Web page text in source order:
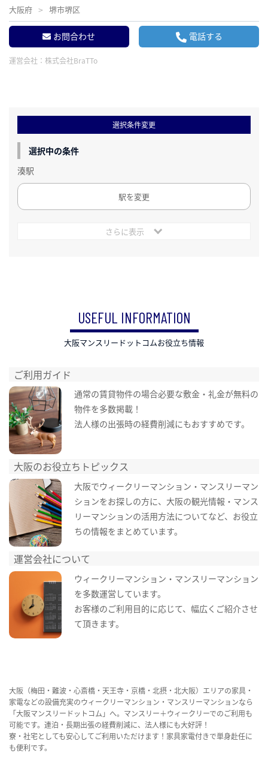
大阪府 堺市堺区
お問合わせ 電話する
運営会社： 株式会社BraTTo
選択条件変更
選択中の条件
湊駅
駅を変更
さらに表示
USEFUL INFORMATION
大阪マンスリードットコムお役立ち情報
ご利用ガイド
通常の賃貸物件の場合必要な敷金・礼金が無料の
物件を多数掲載！
法人様の出張時の経費削減にもおすすめです。
大阪のお役立ちトピックス
大阪でウィークリーマンション・マンスリーマン
ションをお探しの方に、大阪の観光情報・マンス
リーマンションの活用方法についてなど、お役立
ちの情報をまとめています。
運営会社について
ウィークリーマンション・マンスリーマンション
を多数運営しています。
お客様のご利用目的に応じて、幅広くご紹介させ
て頂きます。
大阪（梅田・難波・心斎橋・天王寺・京橋・北摂・北大阪）エリアの家具・
家電などの設備充実のウィークリーマンション・マンスリーマンションなら
「大阪マンスリードットコム」へ。マンスリー＋ウィークリーでのご利用も
可能です。連泊・長期出張の経費削減に、法人様にも大好評！
寮・社宅としても安心してご利用いただけます！家具家電付きで単身赴任に
も便利です。